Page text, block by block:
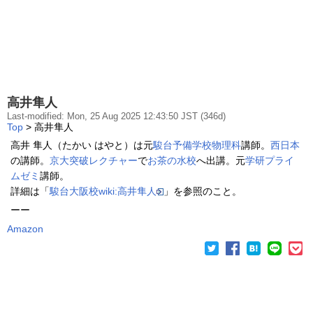
高井隼人
Last-modified: Mon, 25 Aug 2025 12:43:50 JST (346d)
Top > 高井隼人
高井 隼人（たかい はやと）は元駿台予備学校物理科講師。 西日本
の講師。 京大突破レクチャーでお茶の水校へ出講。元学研プライ
ムゼミ 講師。
詳細は「駿台大阪校wiki:高井隼人
」を参照のこと。
ーー
Amazon